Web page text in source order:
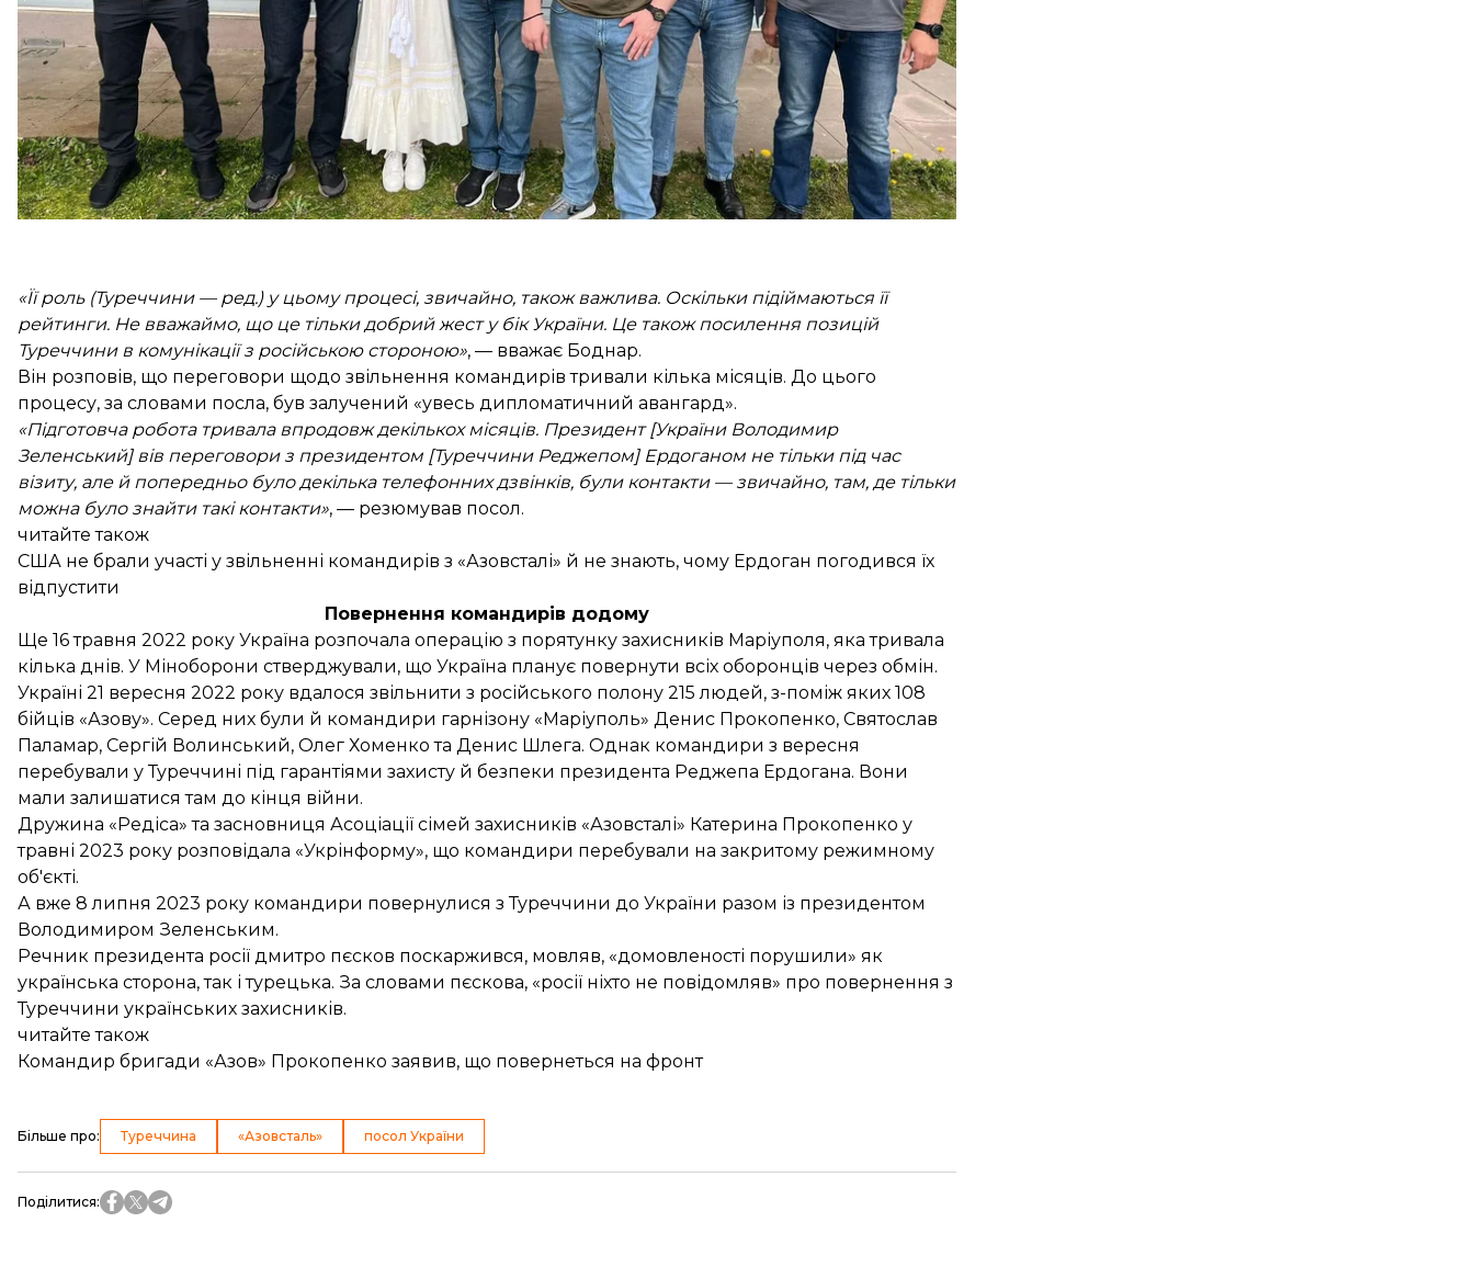
«Її роль (Туреччини — ред.) у цьому процесі, звичайно, також важлива. Оскільки підіймаються її
рейтинги. Не вважаймо, що це тільки добрий жест у бік України. Це також посилення позицій
Туреччини в комунікації з російською стороною», — вважає Боднар.
Він розповів, що переговори щодо звільнення командирів тривали кілька місяців. До цього
процесу, за словами посла, був залучений «увесь дипломатичний авангард».
«Підготовча робота тривала впродовж декількох місяців. Президент [України Володимир
Зеленський] вів переговори з президентом [Туреччини Реджепом] Ердоганом не тільки під час
візиту, але й попередньо було декілька телефонних дзвінків, були контакти — звичайно, там, де тільки
можна було знайти такі контакти», — резюмував посол.
читайте також
США не брали участі у звільненні командирів з «Азовсталі» й не знають, чому Ердоган погодився їх
відпустити
Повернення командирів додому
Ще 16 травня 2022 року Україна розпочала операцію з порятунку захисників Маріуполя, яка тривала
кілька днів. У Міноборони стверджували, що Україна планує повернути всіх оборонців через обмін.
Україні 21 вересня 2022 року вдалося звільнити з російського полону 215 людей, з-поміж яких 108
бійців «Азову». Серед них були й командири гарнізону «Маріуполь» Денис Прокопенко, Святослав
Паламар, Сергій Волинський, Олег Хоменко та Денис Шлега. Однак командири з вересня
перебували у Туреччині під гарантіями захисту й безпеки президента Реджепа Ердогана. Вони
мали залишатися там до кінця війни.
Дружина «Редіса» та засновниця Асоціації сімей захисників «Азовсталі» Катерина Прокопенко у
травні 2023 року розповідала «Укрінформу», що командири перебували на закритому режимному
об'єкті.
А вже 8 липня 2023 року командири повернулися з Туреччини до України разом із президентом
Володимиром Зеленським.
Речник президента росії дмитро пєсков поскаржився, мовляв, «домовленості порушили» як
українська сторона, так і турецька. За словами пєскова, «росії ніхто не повідомляв» про повернення з
Туреччини українських захисників.
читайте також
Командир бригади «Азов» Прокопенко заявив, що повернеться на фронт
Більше про: Туреччина «Азовсталь» посол України
Поділитися: